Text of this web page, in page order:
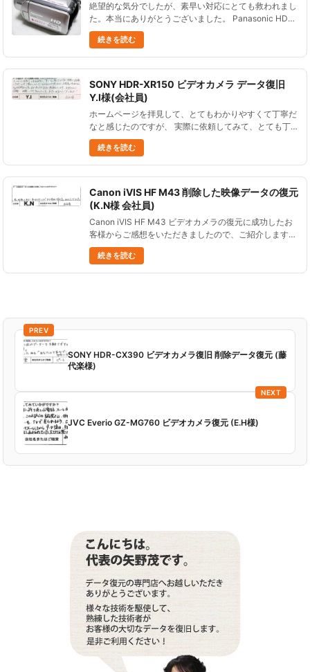
絶望的な気分でしたが、素早い対応にとても救われまし
た。本当にありがとうございました。 Panasonic HDC-
HS9 データ復旧 Ｋ・Ｓ様...
続きを読む
SONY HDR-XR150 ビデオカメラ データ復旧
Y.I様(会社員)
ホームページを拝見して、とてもわかりやすくて丁寧だ
なと感じたのですが、 実際に依頼してみて、とても丁
寧かつスピーディーな対応をして頂けました。 子供達
が生まれてからの6年間20時間分の思い出が戻ってきて
本当に感謝していま......
続きを読む
Canon iVIS HF M43 削除した映像データの復元
(K.N様 会社員)
Canon iVIS HF M43 ビデオカメラの復元に成功したお
客様からご感想をいただきましたので、ご紹介します。
操作ミスで全データ消したビデオカメラの映像データ復
旧 Canon iVIS HF M43 昔の映像が消......
続きを読む
PREV
SONY HDR-CX390 ビデオカメラ復旧 削除データ復元 (藤
代楽様)
NEXT
JVC Everio GZ-MG760 ビデオカメラ復元 (E.H様)